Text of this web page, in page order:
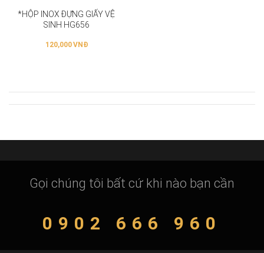
*HỘP INOX ĐỰNG GIẤY VỆ
SINH HG656
120,000VNĐ
Gọi chúng tôi bất cứ khi nào bạn cần
0902 666 960